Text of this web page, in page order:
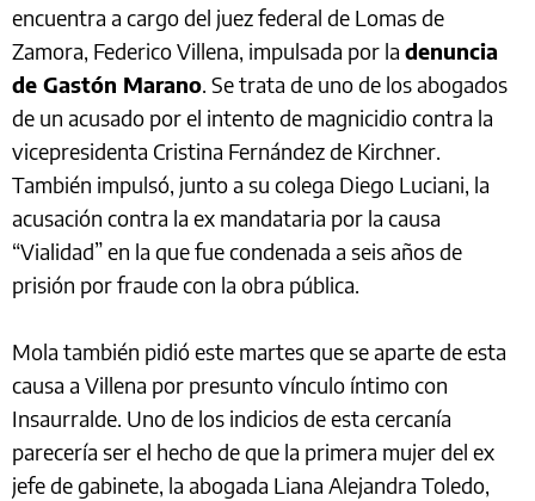
encuentra a cargo del juez federal de Lomas de
Zamora, Federico Villena, impulsada por la denuncia
de Gastón Marano. Se trata de uno de los abogados
de un acusado por el intento de magnicidio contra la
vicepresidenta Cristina Fernández de Kirchner.
También impulsó, junto a su colega Diego Luciani, la
acusación contra la ex mandataria por la causa
“Vialidad” en la que fue condenada a seis años de
prisión por fraude con la obra pública.
Mola también pidió este martes que se aparte de esta
causa a Villena por presunto vínculo íntimo con
Insaurralde. Uno de los indicios de esta cercanía
parecería ser el hecho de que la primera mujer del ex
jefe de gabinete, la abogada Liana Alejandra Toledo,